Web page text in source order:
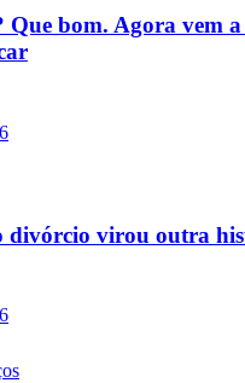
Que bom. Agora vem
divórcio virou outra